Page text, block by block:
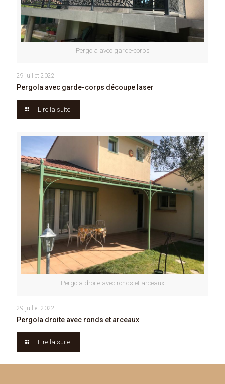
Pergola avec garde-corps
29 juillet 2022
Pergola avec garde-corps découpe laser
Lire la suite
Pergola droite avec ronds et arceaux
29 juillet 2022
Pergola droite avec ronds et arceaux
Lire la suite